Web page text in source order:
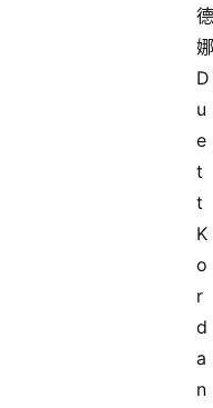
德
娜
D
u
e
t
t
K
o
r
d
a
n